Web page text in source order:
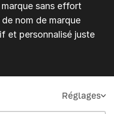
sans effort
nom de marque
et personnalisé juste
Réglages